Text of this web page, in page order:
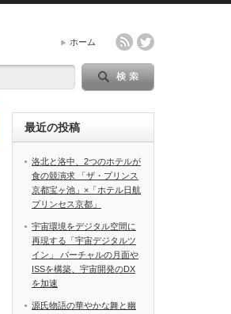
ホーム
最近の投稿
洛北と洛中、2つのホテルが
食の競演求 「ザ・プリンス
京都宝ヶ池」×「ホテル日航
プリンセス京都」
宇宙環境をデジタル空間に
再現する「宇宙デジタルツ
イン」 バーチャルの月面や
ISSを構築、宇宙開発のDX
を加速
源氏物語の華やかな舞と幽